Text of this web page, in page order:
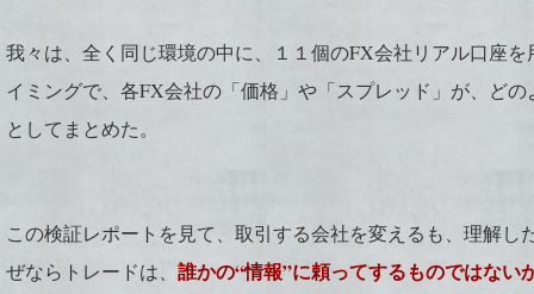
我々は、全く同じ環境の中に、１１個のFX会社リアル口座
イミングで、各FX会社の「価格」や「スプレッド」が、ど
としてまとめた。
この検証レポートを見て、取引する会社を変えるも、理解し
ぜならトレードは、 誰かの“情報”に頼ってするものではない